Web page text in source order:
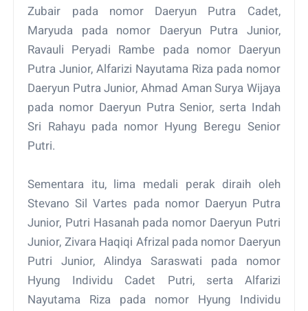
Zubair pada nomor Daeryun Putra Cadet,
Maryuda pada nomor Daeryun Putra Junior,
Ravauli Peryadi Rambe pada nomor Daeryun
Putra Junior, Alfarizi Nayutama Riza pada nomor
Daeryun Putra Junior, Ahmad Aman Surya Wijaya
pada nomor Daeryun Putra Senior, serta Indah
Sri Rahayu pada nomor Hyung Beregu Senior
Putri.
Sementara itu, lima medali perak diraih oleh
Stevano Sil Vartes pada nomor Daeryun Putra
Junior, Putri Hasanah pada nomor Daeryun Putri
Junior, Zivara Haqiqi Afrizal pada nomor Daeryun
Putri Junior, Alindya Saraswati pada nomor
Hyung Individu Cadet Putri, serta Alfarizi
Nayutama Riza pada nomor Hyung Individu